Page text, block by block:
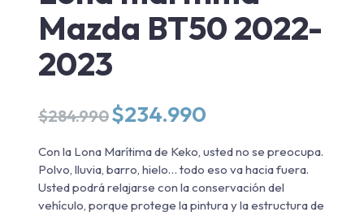
Mazda BT50 2022-
2023
$284.990 El
precio
original
era:
$284.990.
$234.990
actual
es:
$234.990.
Con la Lona Marítima de Keko, usted no se preocupa.
Polvo, lluvia, barro, hielo… todo eso va hacia fuera.
Usted podrá relajarse con la conservación del
vehículo, porque protege la pintura y la estructura de